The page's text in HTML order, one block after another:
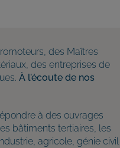
des Maîtres
des entreprises de
À l’écoute de nos
à des ouvrages
bâtiments tertiaires, les
agricole, génie civil